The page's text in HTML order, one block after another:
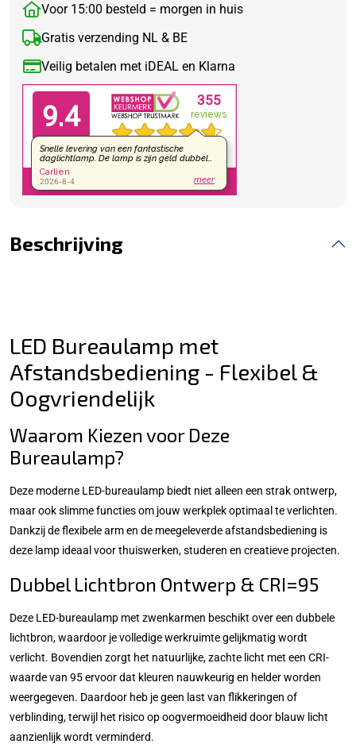
Voor 15:00 besteld = morgen in huis
Gratis verzending NL & BE
Veilig betalen met iDEAL en Klarna
Beschrijving
LED Bureaulamp met
Afstandsbediening - Flexibel &
Oogvriendelijk
Waarom Kiezen voor Deze
Bureaulamp?
Deze moderne LED-bureaulamp biedt niet alleen een strak ontwerp,
maar ook slimme functies om jouw werkplek optimaal te verlichten.
Dankzij de flexibele arm en de meegeleverde afstandsbediening is
deze lamp ideaal voor thuiswerken, studeren en creatieve projecten.
Dubbel Lichtbron Ontwerp & CRI=95
Deze LED-bureaulamp met zwenkarmen beschikt over een dubbele
lichtbron, waardoor je volledige werkruimte gelijkmatig wordt
verlicht. Bovendien zorgt het natuurlijke, zachte licht met een CRI-
waarde van 95 ervoor dat kleuren nauwkeurig en helder worden
weergegeven. Daardoor heb je geen last van flikkeringen of
verblinding, terwijl het risico op oogvermoeidheid door blauw licht
aanzienlijk wordt verminderd.